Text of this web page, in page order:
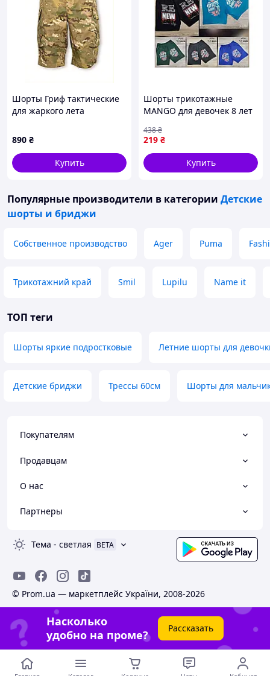
Шорты Гриф тактические
для жаркого лета
890 ₴
Купить
Шорты трикотажные
MANGO для девочек 8 лет
летнего отдыха и прогулок
219 ₴
438₴
Купить
Популярные производители в категории Детские
шорты и бриджи
Собственное производство Ager Puma
Трикотажний край Smil Lupilu Name it
ТОП теги
Шорты яркие подростковые Летние шорты для
Детские бриджи Трессы 60см Шорты для
Покупателям
Продавцам
О нас
Партнеры
Тема - светлая BETA
© Prom.ua — маркетплейс України, 2008-2026
Насколько
удобно на проме?
Рассказать